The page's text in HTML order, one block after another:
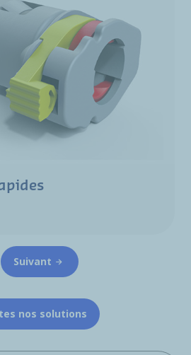
Suivant
nos solutions